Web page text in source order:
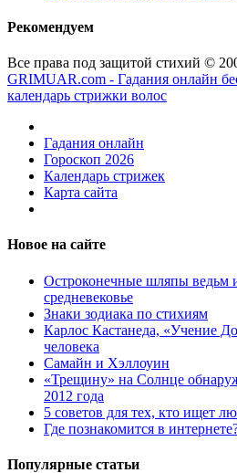
Рекомендуем
Все права под защитой стихий ©
GRIMUAR.com - Гадания онлайн
календарь стрижки волос
Гадания онлайн
Гороскоп 2026
Календарь стрижек
Карта сайта
Новое на сайте
Остроконечные шляпы ведьм
средневековье
Знаки зодиака по стихиям
Карлос Кастанеда, «Учение
человека
Самайн и Хэллоуин
«Трещину» на Солнце
2012 года
5 советов для тех, кто ищет
Где познакомится в
Популярные статьи